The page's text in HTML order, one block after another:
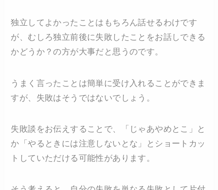
独立してよかったことはもちろん話せるわけです
が、むしろ独立前後に失敗したことをお話しできる
かどうか？の方が大事だと思うのです。
うまく言ったことは簡単に受け入れることができま
すが、失敗はそうではないでしょう。
失敗談をお伝えすることで、「じゃあやめとこ」と
か「やるときには注意しないとな」とショートカッ
トしていただける可能性があります。